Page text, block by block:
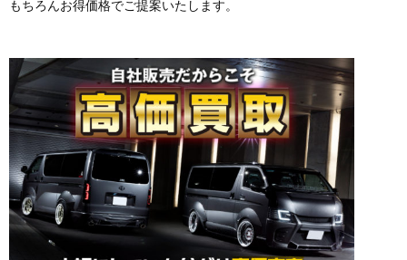
もちろんお得価格でご提案いたします。